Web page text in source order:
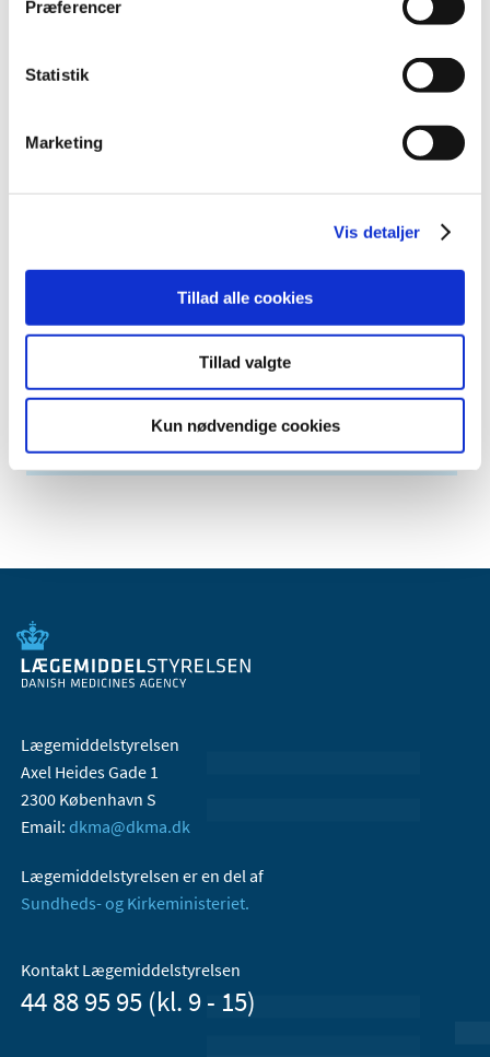
Præferencer
Statistik
Marketing
Vis detaljer
Tillad alle cookies
Tillad valgte
Kun nødvendige cookies
oktober (1)
juli (1)
april (2)
2005 (2)
Relateret indhold
Generelle tilskud til medicin
Lægemiddelstyrelsen
Axel Heides Gade 1
2300 København S
Email: dkma@dkma.dk
Lægemiddelstyrelsen er en del af
Sundheds- og Kirkeministeriet.
Kontakt Lægemiddelstyrelsen
44 88 95 95 (kl. 9 - 15)